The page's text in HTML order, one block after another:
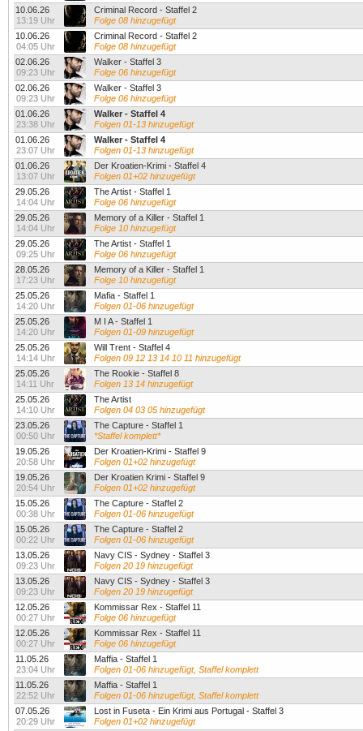
10.06.26
13:19 Uhr
Criminal Record - Staffel 2
Folge 08 hinzugefügt
10.06.26
04:05 Uhr
Criminal Record - Staffel 2
Folge 08 hinzugefügt
02.06.26
09:23 Uhr
Walker - Staffel 3
Folge 06 hinzugefügt
02.06.26
09:23 Uhr
Walker - Staffel 3
Folge 06 hinzugefügt
01.06.26
23:38 Uhr
Walker - Staffel 4
Folgen 01-13 hinzugefügt
01.06.26
23:07 Uhr
Walker - Staffel 4
Folgen 01-13 hinzugefügt
01.06.26
13:07 Uhr
Der Kroatien-Krimi - Staffel 4
Folgen 01+02 hinzugefügt
29.05.26
14:04 Uhr
The Artist - Staffel 1
Folge 06 hinzugefügt
29.05.26
14:04 Uhr
Memory of a Killer - Staffel 1
Folge 10 hinzugefügt
29.05.26
09:25 Uhr
The Artist - Staffel 1
Folge 06 hinzugefügt
28.05.26
17:23 Uhr
Memory of a Killer - Staffel 1
Folge 10 hinzugefügt
25.05.26
14:20 Uhr
Mafia - Staffel 1
Folgen 01-06 hinzugefügt
25.05.26
14:20 Uhr
M I A - Staffel 1
Folgen 01-09 hinzugefügt
25.05.26
14:14 Uhr
Will Trent - Staffel 4
Folgen 09 12 13 14 10 11 hinzugefügt
25.05.26
14:11 Uhr
The Rookie - Staffel 8
Folgen 13 14 hinzugefügt
25.05.26
14:10 Uhr
The Artist
Folgen 04 03 05 hinzugefügt
23.05.26
00:50 Uhr
The Capture - Staffel 1
*Staffel komplett*
19.05.26
20:58 Uhr
Der Kroatien-Krimi - Staffel 9
Folgen 01+02 hinzugefügt
19.05.26
20:54 Uhr
Der Kroatien Krimi - Staffel 9
Folgen 01+02 hinzugefügt
15.05.26
00:38 Uhr
The Capture - Staffel 2
Folgen 01-06 hinzugefügt
15.05.26
00:22 Uhr
The Capture - Staffel 2
Folgen 01-06 hinzugefügt
13.05.26
09:23 Uhr
Navy CIS - Sydney - Staffel 3
Folgen 20 19 hinzugefügt
13.05.26
09:23 Uhr
Navy CIS - Sydney - Staffel 3
Folgen 20 19 hinzugefügt
12.05.26
00:27 Uhr
Kommissar Rex - Staffel 11
Folge 06 hinzugefügt
12.05.26
00:27 Uhr
Kommissar Rex - Staffel 11
Folge 06 hinzugefügt
11.05.26
23:04 Uhr
Maffia - Staffel 1
Folgen 01-06 hinzugefügt, Staffel komplett
11.05.26
22:52 Uhr
Maffia - Staffel 1
Folgen 01-06 hinzugefügt, Staffel komplett
07.05.26
20:29 Uhr
Lost in Fuseta - Ein Krimi aus Portugal - Staffel 3
Folgen 01+02 hinzugefügt